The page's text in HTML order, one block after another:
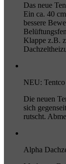
Das neue
Ein ca. 40
bessere
Klappe z.B.
NEU:
Die neuen
sich
rutscht.
Alpha